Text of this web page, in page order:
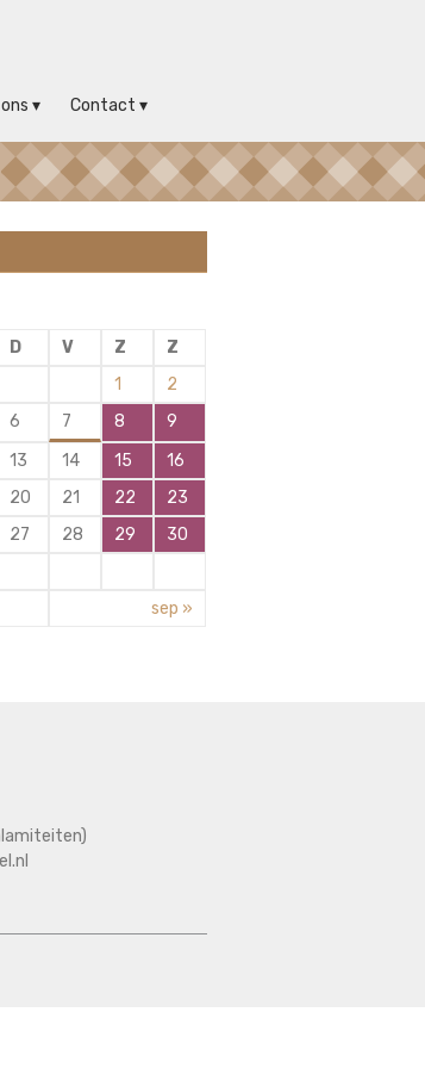
Contact
D V Z
Z
1
2
6 7 8
9
13 14 15
16
20 21 22
23
27 28 29
30
sep »